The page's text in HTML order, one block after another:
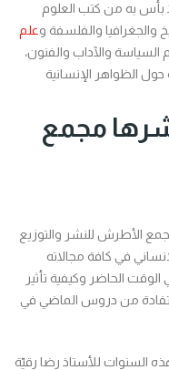
بأس به من كتب العلوم
والجغرافيا والفلسفة وعلم
السياسة والآداب والفنون،
الظواهر الإنسانية
مجمع
الأطرش للنشر والتوزيع
في كافة مجالاته
الحاضر وكيفية تأثير
من دروس الماضي في
السنوات للأستاذ رضا رقيّة